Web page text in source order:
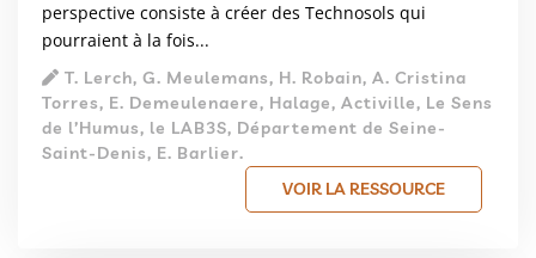
perspective consiste à créer des Technosols qui
pourraient à la fois...
T. Lerch, G. Meulemans, H. Robain, A. Cristina
Torres, E. Demeulenaere, Halage, Activille, Le Sens
de l’Humus, le LAB3S, Département de Seine-
Saint-Denis, E. Barlier.
VOIR LA RESSOURCE